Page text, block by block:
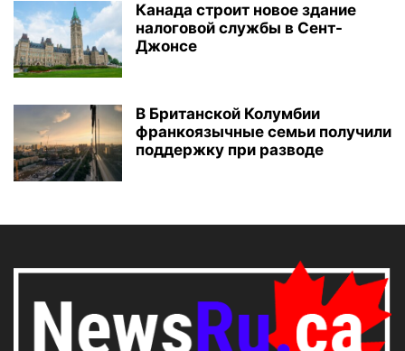
Канада строит новое здание
налоговой службы в Сент-
Джонсе
В Британской Колумбии
франкоязычные семьи получили
поддержку при разводе